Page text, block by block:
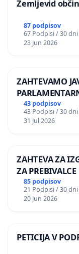
Zemljevid
87 podpisov
67 Podpisi / 30 dni
23 Jun 2026
ZAHTEVAMO
ILEGALNI
43 podpisov
43 Podpisi / 30 dni
31 Jul 2026
ZAHTEVA ZA
ZA
PRESTRANEK
85 podpisov
21 Podpisi / 30 dni
20 Jun 2026
PETICIJA V